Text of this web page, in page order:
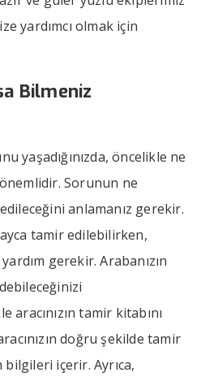
yardımcı olmak için
Bilmeniz
yaşadığınızda, öncelikle ne
önemlidir. Sorunun ne
anlamanız gerekir.
tamir edilebilirken,
gerekir. Arabanızın
aracınızın tamir kitabını
doğru şekilde tamir
içerir. Ayrıca,